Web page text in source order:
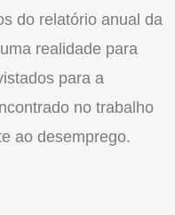
do relatório anual da
realidade para
para a
no trabalho
ao desemprego.